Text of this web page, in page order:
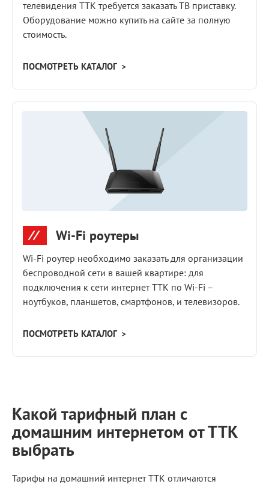
телевидения ТТК требуется заказать ТВ приставку.
Оборудование можно купить на сайте за полную
стоимость.
ПОСМОТРЕТЬ КАТАЛОГ >
Wi-Fi роутеры
Wi‑Fi роутер необходимо заказать для организации
беспроводной сети в вашей квартире: для
подключения к сети интернет ТТК по Wi‑Fi –
ноутбуков, планшетов, смартфонов, и телевизоров.
ПОСМОТРЕТЬ КАТАЛОГ >
Какой тарифный план с
домашним интернетом от ТТК
выбрать
Тарифы на домашний интернет ТТК отличаются